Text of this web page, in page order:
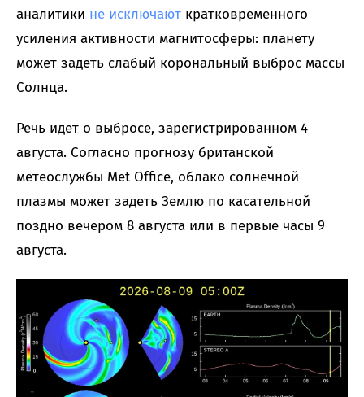
аналитики не исключают кратковременного
усиления активности магнитосферы: планету
может задеть слабый корональный выброс массы
Солнца.
Речь идет о выбросе, зарегистрированном 4
августа. Согласно прогнозу британской
метеослужбы Met Office, облако солнечной
плазмы может задеть Землю по касательной
поздно вечером 8 августа или в первые часы 9
августа.